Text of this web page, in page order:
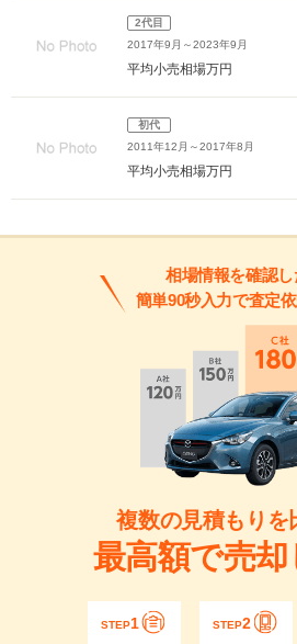
2代目
2017年9月～2023年9月
平均小売相場万円
初代
2011年12月～2017年8月
平均小売相場万円
相場情報を確認し
簡単90秒入力で査定依
複数の見積もりを
最高額で売
STEP1 STEP2